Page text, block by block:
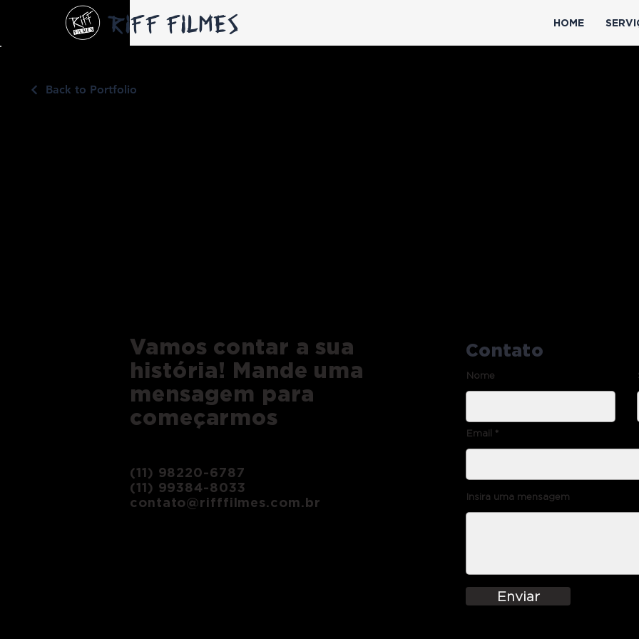
HOME
RIFF FILMES
Back to Portfolio
Vamos contar a sua
história! Mande uma
mensagem para
começarmos
(11) 98220-6787
(11) 99384-8033
contato@rifffilmes.com.br
Contato
Nome
Email
Insira uma mensagem
Enviar